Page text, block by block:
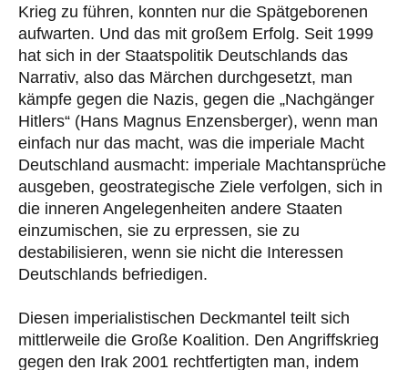
Krieg zu führen, konnten nur die Spätgeborenen
aufwarten. Und das mit großem Erfolg. Seit 1999
hat sich in der Staatspolitik Deutschlands das
Narrativ, also das Märchen durchgesetzt, man
kämpfe gegen die Nazis, gegen die „Nachgänger
Hitlers“ (Hans Magnus Enzensberger), wenn man
einfach nur das macht, was die imperiale Macht
Deutschland ausmacht: imperiale Machtansprüche
ausgeben, geostrategische Ziele verfolgen, sich in
die inneren Angelegenheiten andere Staaten
einzumischen, sie zu erpressen, sie zu
destabilisieren, wenn sie nicht die Interessen
Deutschlands befriedigen.
Diesen imperialistischen Deckmantel teilt sich
mittlerweile die Große Koalition. Den Angriffskrieg
gegen den Irak 2001 rechtfertigten man, indem